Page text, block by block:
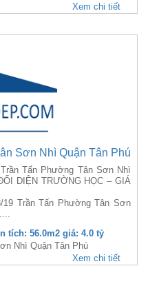
Xem chi tiết
Sơn Nhì Quận Tân Phú
Tấn Phường Tân Sơn Nhì
DIỆN TRƯỜNG HỌC – GIÁ
Trần Tấn Phường Tân Sơn
tích: 56.0m2 giá: 4.0 tỷ
Nhì Quận Tân Phú
Xem chi tiết